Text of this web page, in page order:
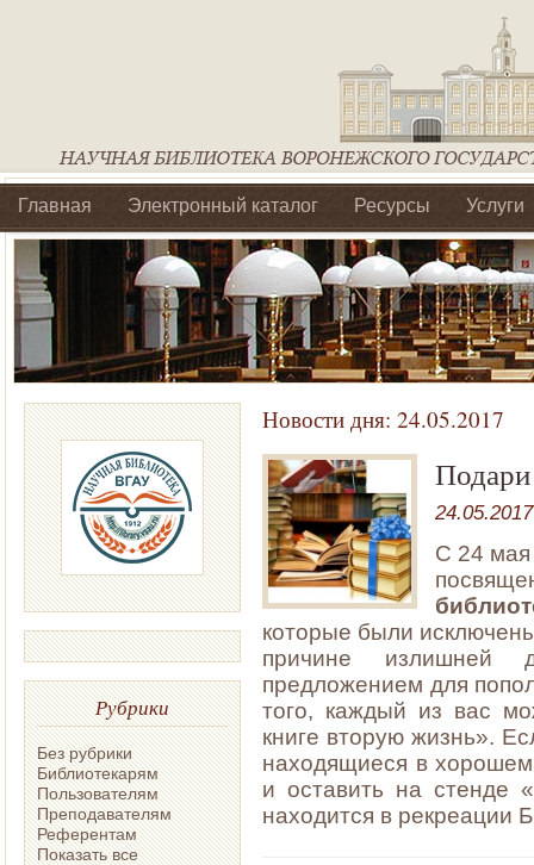
Главная Электронный каталог Ресурсы Услуги
Библиотеки регионального отделения Ассоциации
Рубрики
Без рубрики
Библиотекарям
Пользователям
Преподавателям
Референтам
Показать все
Новости дня: 24.05.2017
24.05.2017
С 24 мая
которые были
причине излишней
предложением для
того, каждый из вас
книге вторую жизнь».
находящиеся в
и оставить на стенде
находится в рекреации